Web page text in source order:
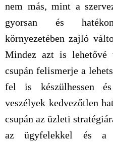
nem más, mint a
gyorsan és
környezetében zajló
Mindez azt is
csupán felismerje a
fel is készülhessen
veszélyek kedvezőtlen
csupán az üzleti
az ügyfelekkel és a